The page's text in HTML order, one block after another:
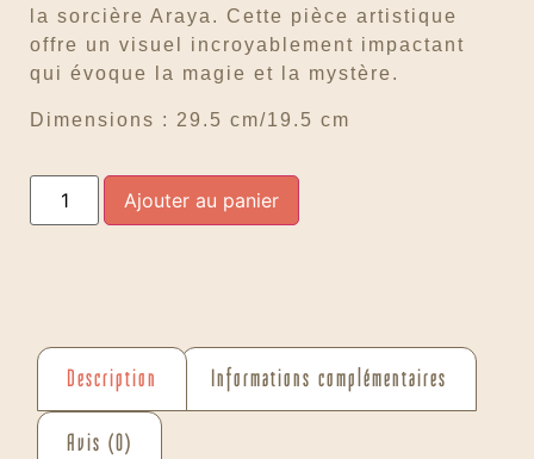
la sorcière Araya. Cette pièce artistique
offre un visuel incroyablement impactant
qui évoque la magie et la mystère.
Dimensions : 29.5 cm/19.5 cm
Ajouter au panier
Description Informations complémentaires
Avis (0)